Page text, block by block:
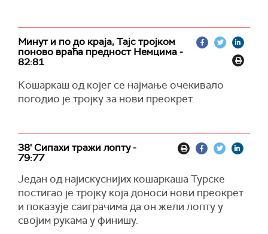
Минут и по до краја, Тајс тројком
поново враћа предност Немцима -
82:81
Кошаркаш од којег се најмање очекивало
погодио је тројку за нови преокрет.
38' Сипахи тражи лопту -
79:77
Један од најискуснијих кошаркаша Турске
постигао је тројку која доноси нови преокрет
и показује саиграчима да он жели лопту у
својим рукама у финишу.